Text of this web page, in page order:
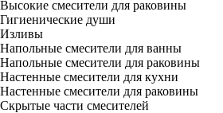
Высокие смесители для раковины
Гигиенические души
Изливы
Напольные смесители для ванны
Напольные смесители для раковины
Настенные смесители для кухни
Настенные смесители для раковины
Скрытые части смесителей